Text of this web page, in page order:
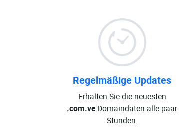
Regelmäßige Updates
Erhalten Sie die neuesten
.com.ve-Domaindaten alle paar
Stunden.